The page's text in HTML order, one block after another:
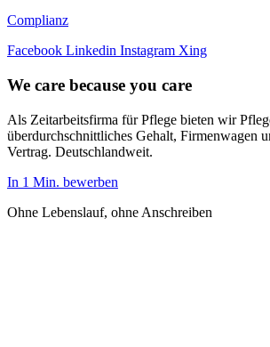
Complianz
Facebook Linkedin Instagram Xing
We care because you care
Als Zeitarbeitsfirma für Pflege bieten wir
überdurchschnittliches Gehalt, Firmenwagen
Vertrag. Deutschlandweit.
In 1 Min. bewerben
Ohne Lebenslauf, ohne Anschreiben